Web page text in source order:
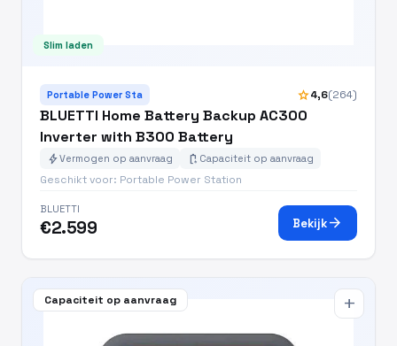
Slim laden
Portable Power Sta star4,6(264)
BLUETTI Home Battery Backup AC300
Inverter with B300 Battery
boltVermogen op aanvraag battery_charging_full Capaciteit op aanvraag
Geschikt voor: Portable Power Station
BLUETTI
€2.599 Bekijkarrow_forward
Capaciteit op aanvraag add